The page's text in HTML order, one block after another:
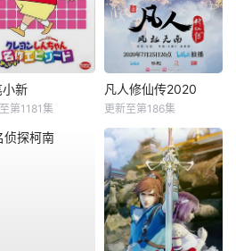
小新
第1181集
凡人修仙传2020
更新至第186集